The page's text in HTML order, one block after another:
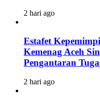
2 hari ago
Estafet
Kemenag Aceh
Pengantaran
2 hari ago